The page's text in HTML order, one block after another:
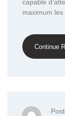
capable
maximum les
Continue